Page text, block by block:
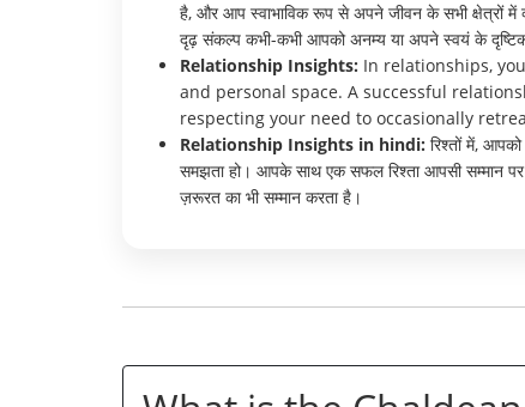
है, और आप स्वाभाविक रूप से अपने जीवन के सभी क्षेत्रों में
दृढ़ संकल्प कभी-कभी आपको अनम्य या अपने स्वयं के
Relationship Insights: In relationships,
and personal space. A successful
respecting your need to occasionally
Relationship Insights in hindi: रिश्तों में,
समझता हो। आपके साथ एक सफल रिश्ता आपसी सम्मान पर
ज़रूरत का भी सम्मान करता है।